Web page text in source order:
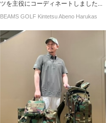
ツを主役にコーディネートしました...
BEAMS GOLF Kintetsu Abeno Harukas